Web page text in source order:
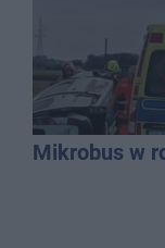
Mikrobus w